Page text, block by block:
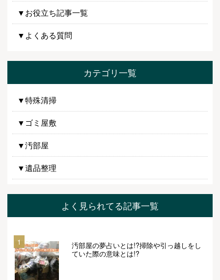
▼お役立ち記事一覧
▼よくある質問
カテゴリ一覧
▼特殊清掃
▼ゴミ屋敷
▼汚部屋
▼遺品整理
よく見られてる記事一覧
1
汚部屋の夢占いとは!?掃除や引っ越しをし
ていた際の意味とは!?